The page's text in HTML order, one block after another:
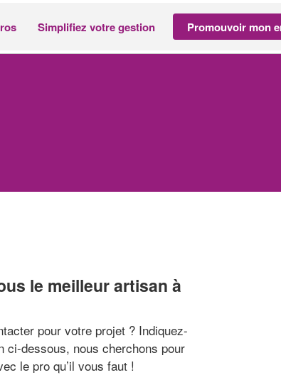
Simplifiez votre gestion Promouvoir mon
le meilleur artisan à
pour votre projet ? Indiquez-
ci-dessous, nous cherchons pour
le pro qu’il vous faut !